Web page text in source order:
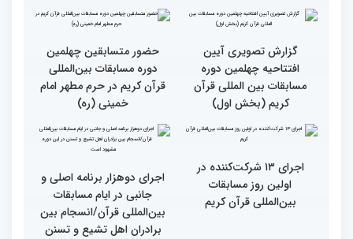
گزارش تصویری آیین
افتتاحیه چهلمین دوره
مسابقات بین المللی قرآن
کریم (بخش سوم)
گزارش تصویری آیین
افتتاحیه چهلمین دوره
مسابقات بین المللی قرآن
کریم (بخش دوم)
گزارش تصویری آیین
افتتاحیه چهلمین دوره
مسابقات بین المللی قرآن
حضور متسابقین چهلمین
دوره مسابقات بین‌المللی
قرآن کریم در حرم مطهر امام
خمینی (ره)